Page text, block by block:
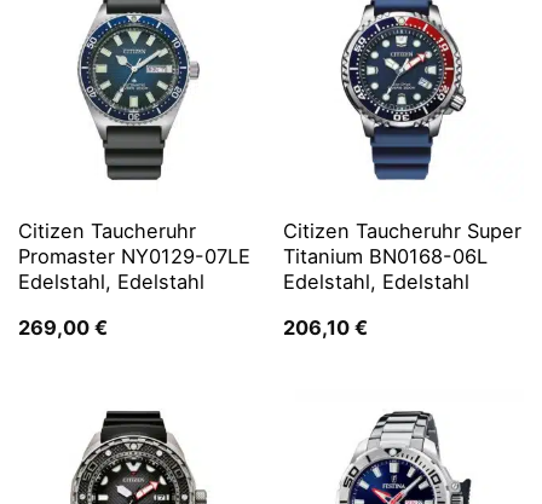
Citizen Taucheruhr
Promaster NY0129-07LE
Edelstahl, Edelstahl
269,00 €
Citizen Taucheruhr Super
Titanium BN0168-06L
Edelstahl, Edelstahl
206,10 €